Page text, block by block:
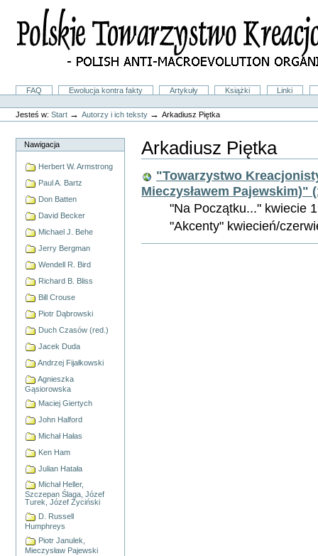
skróty
nawigacji
FAQ Ewolucja kontra fakty Artykuły Książki
Linki
Narzędzia
osobiste
Jesteś w: Start →Autorzy i ich teksty →Arkadiusz Piętka
Nawigacja
Herbert W. Armstrong
Paul A. Bartz
Don Batten
David Becker
Michael J. Behe
Jerry Bergman
Wendell R. Bird
Richard B. Bliss
Bill Crouse
Piotr Dąbrowski
Duch Czasów (red.)
Jacek Duda
Andrzej Fijałkowski
Agnieszka
Gąsiorowska
Maciej Giertych
John Halford
Michał Hałas
Ken Ham
Julian Hatała
Michał Heller,
Szczepan Ślaga, Józef
Turek, Józef Życiński
D. Russell
Humphreys
Piotr Janulek,
Mieczysław Pajewski
Arkadiusz Piętka
"Towarzystwo
Mieczysławem Pajewskim)"
"Na Początku..." kwiecie
"Akcenty" kwiecień/